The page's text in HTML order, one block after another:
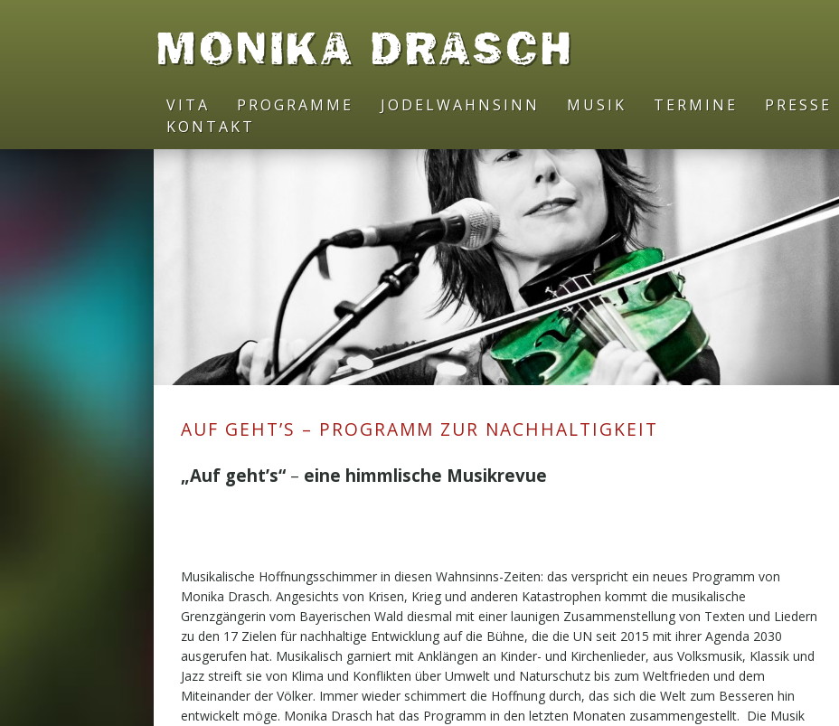
MONIKA DRASCH
VITA PROGRAMME JODELWAHNSINN MUSIK TERMINE PRESSE
KONTAKT
AUF GEHT’S – PROGRAMM ZUR NACHHALTIGKEIT
„Auf geht’s“– eine himmlische Musikrevue
Musikalische Hoffnungsschimmer in diesen Wahnsinns-Zeiten: das verspricht ein neues Programm von
Monika Drasch. Angesichts von Krisen, Krieg und anderen Katastrophen kommt die musikalische
Grenzgängerin vom Bayerischen Wald diesmal mit einer launigen Zusammenstellung von Texten und Liedern
zu den 17 Zielen für nachhaltige Entwicklung auf die Bühne, die die UN seit 2015 mit ihrer Agenda 2030
ausgerufen hat. Musikalisch garniert mit Anklängen an Kinder- und Kirchenlieder, aus Volksmusik, Klassik und
Jazz streift sie von Klima und Konflikten über Umwelt und Naturschutz bis zum Weltfrieden und dem
Miteinander der Völker. Immer wieder schimmert die Hoffnung durch, das sich die Welt zum Besseren hin
entwickelt möge. Monika Drasch hat das Programm in den letzten Monaten zusammengestellt. Die Musik